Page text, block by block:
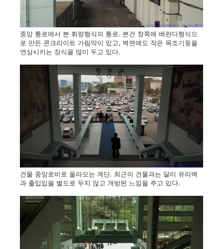
중앙 통로에서 본 회랑형식의 통로. 본건 창쪽에 베란다형식으
로 만든 콘크리이트 가림막이 있고, 벽면에도 작은 목조기둥을
연상시키는 장식을 많이 두고 있다.
건물 중앙로비로 올라오는 계단. 최근의 건물과는 달리 유리벽
과 출입입을 별도로 두지 않고 개방된 느낌을 주고 있다.